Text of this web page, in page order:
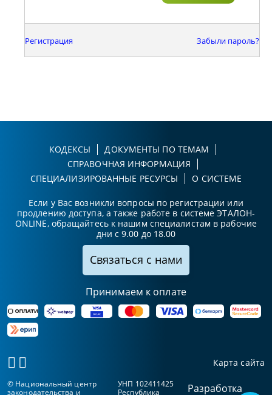
Регистрация Забыли пароль?
КОДЕКСЫ
ДОКУМЕНТЫ ПО ТЕМАМ
СПРАВОЧНАЯ ИНФОРМАЦИЯ
СПЕЦИАЛИЗИРОВАННЫЕ РЕСУРСЫ
О СИСТЕМЕ
Если у Вас возникли вопросы по регистрации или
продлению доступа, а также работе в системе ЭТАЛОН-
ONLINE, обращайтесь к нашим специалистам в рабочие
дни с 9.00 до 18.00
Связаться с нами
Принимаем к оплате
Карта сайта
© Национальный центр
законодательства и
УНП 102411425
Республика
Разработка